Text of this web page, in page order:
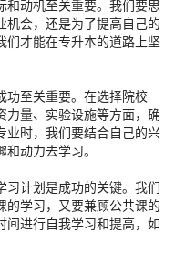
和动机至关重要。我们要思
机会，还是为了提高自己的
们才能在专升本的道路上坚
功至关重要。在选择院校
力量、实验设施等方面，确
业时，我们要结合自己的兴
动力去学习。
习计划是成功的关键。我们
的学习，又要兼顾公共课的
间进行自我学习和提高，如